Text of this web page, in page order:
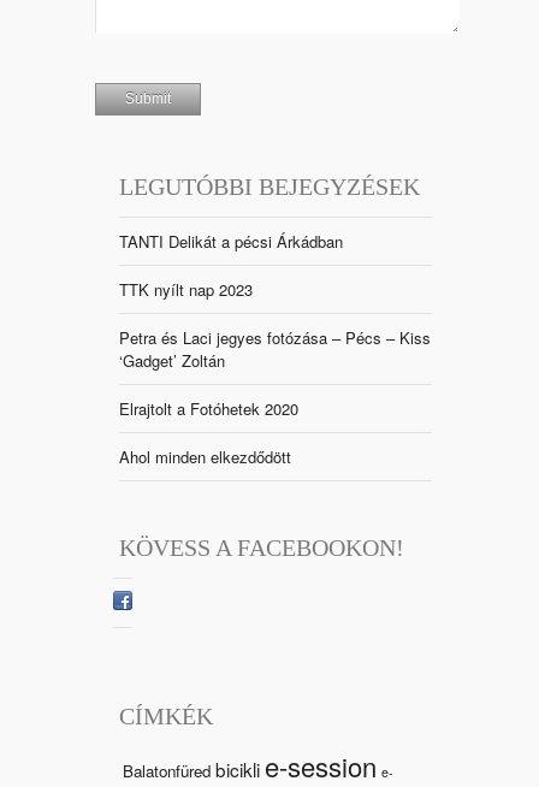
LEGUTÓBBI BEJEGYZÉSEK
TANTI Delikát a pécsi Árkádban
TTK nyílt nap 2023
Petra és Laci jegyes fotózása – Pécs – Kiss
‘Gadget’ Zoltán
Elrajtolt a Fotóhetek 2020
Ahol minden elkezdődött
KÖVESS A FACEBOOKON!
CÍMKÉK
Balatonfüred bicikli e-session e-